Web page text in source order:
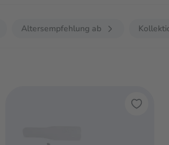
Wünschen einzugrenzen. Du kannst
Altersempfehlung ab